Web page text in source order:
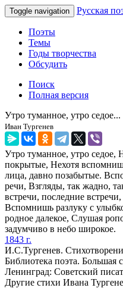
Toggle navigation Русская
Поэты
Темы
Годы творчества
Обсудить
Поиск
Полная версия
Утро туманное, утро седое...
Иван Тургенев
Утро туманное, утро седое,
покрытые, Нехотя
лица, давно позабытые.
речи, Взгляды, так жадно,
встречи, последние
Вспомнишь разлуку с
родное далекое, Слушая
задумчиво в небо широкое.
1843 г.
И.С.Тургенев.
Библиотека поэта. Большая
Ленинград: Советский
Другие стихи Ивана